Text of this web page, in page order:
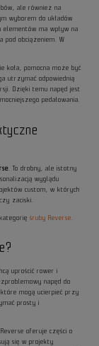
ale również na
wyborem do układów
elementów ma wpływ na
pod obciążeniem. W
koła, pomocna może być
utrzymać odpowiednią
Dzięki temu napęd jest
pedałowania.
. To drobny, ale istotny
wyglądu
custom, w których
zaciski.
kategorięśruby Reverse
uprościć rower i
napęd do
mogą ucierpieć przy
prosty i
oferuje części o
się w projekty